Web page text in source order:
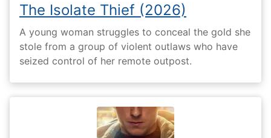
The Isolate Thief (2026)
A young woman struggles to conceal the gold she
stole from a group of violent outlaws who have
seized control of her remote outpost.